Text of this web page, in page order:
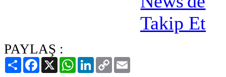
PAYLAŞ :
PaylaşFacebook
X WhatsAppLinkedIn
Copy
Link